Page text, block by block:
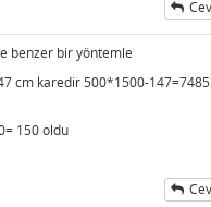
benzer bir yöntemle
cm karedir 500*1500-
150 oldu